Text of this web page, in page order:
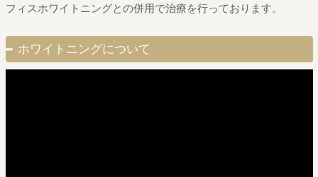
フィスホワイトニングとの併用で治療を行っております。
ホワイトニングについて